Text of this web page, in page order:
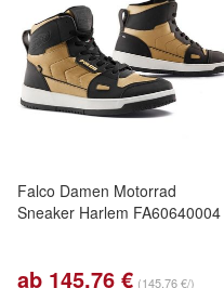
Falco Damen Motorrad
Sneaker Harlem FA60640004
ab 145,76 € (145,76 €/)